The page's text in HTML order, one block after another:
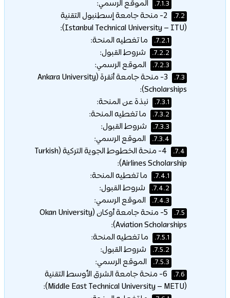
7.1.3. الموقع الرسمي:
7.2.
2- منحة جامعة إسطنبول التقنية
(Istanbul Technical University – ITU):
7.2.1. ما تغطيه المنحة:
7.2.2. شروط القبول:
7.2.3. الموقع الرسمي:
7.3.
3- منحة جامعة أنقرة (Ankara University
Scholarships):
7.3.1. نبذة عن المنحة:
7.3.2. ما تغطيه المنحة:
7.3.3. شروط القبول:
7.3.4. الموقع الرسمي:
7.4.
4- منحة الخطوط الجوية التركية (Turkish
Airlines Scholarship):
7.4.1. ما تغطيه المنحة:
7.4.2. شروط القبول:
7.4.3. الموقع الرسمي:
7.5.
5- منحة جامعة أوكان (Okan University
Aviation Scholarships):
7.5.1. ما تغطيه المنحة:
7.5.2. شروط القبول:
7.5.3. الموقع الرسمي:
7.6.
6- منحة جامعة الشرق الأوسط التقنية
(Middle East Technical University – METU):